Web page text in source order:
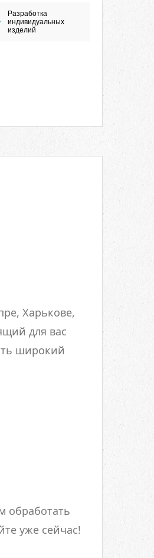
Разработка
индивидуальных
изделий
Харькове,
для вас
широкий
обработать
уже сейчас!